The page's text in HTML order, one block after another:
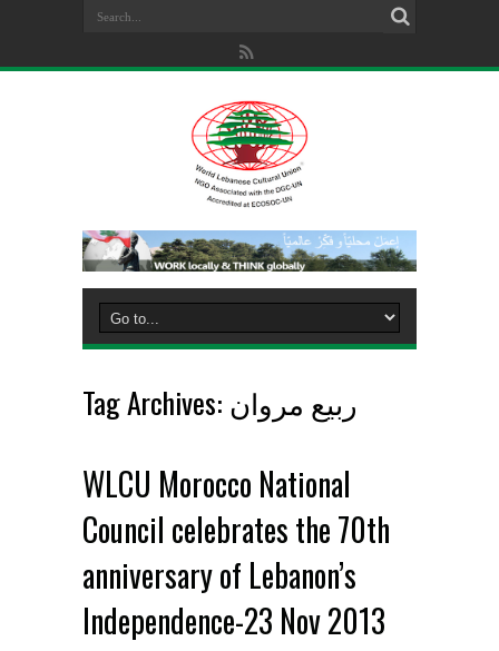
Tag Archives: ربيع مروان
WLCU Morocco National
Council celebrates the 70th
anniversary of Lebanon’s
Independence-23 Nov 2013